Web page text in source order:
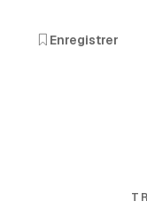
Enregistrer